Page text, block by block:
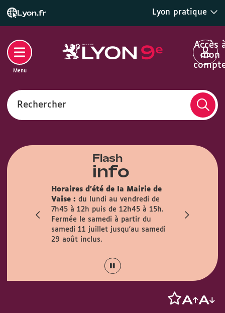
Lyon.fr Lyon pratique
Rechercher
Accès
mon
Menu
Flash
info
Horaires d'été de la Mairie de
Vaise : du lundi au vendredi de
7h45 à 12h puis de 12h45 à 15h.
Fermée le samedi à partir du
samedi 11 juillet jusqu'au samedi
29 août inclus.